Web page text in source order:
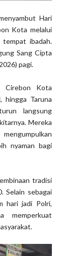
Hari
Kota melalui
ibadah.
Sang Cipta
pagi.
Cirebon Kota
hingga Taruna
langsung
Mereka
nyaman bagi
tradisi
Selain sebagai
hari jadi Polri,
memperkuat